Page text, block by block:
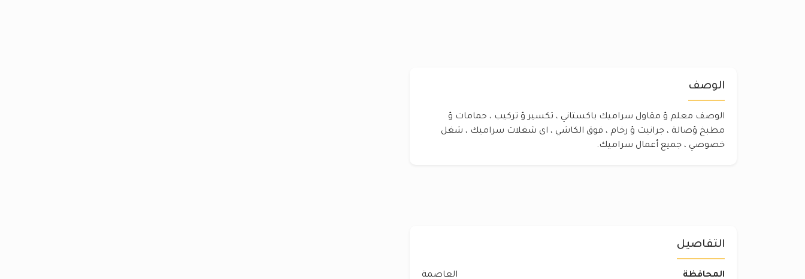
الوصف
الوصف معلم ؤ مقاول سراميك باكستاني ، تكسير ؤ تركيب ، حمامات ؤ
مطبخ ؤصالة ، جرانيت ؤ رخام ، فوق الكاشي ، اى شغلات سراميك ، شغل
خصوصي ، جميع أعمال سراميك.
التفاصيل
المحافظة العاصمة